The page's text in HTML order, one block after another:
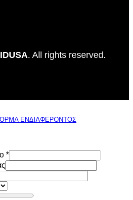
. All rights reserved.
ΕΝΔΙΑΦΕΡΟΝΤΟΣ
*